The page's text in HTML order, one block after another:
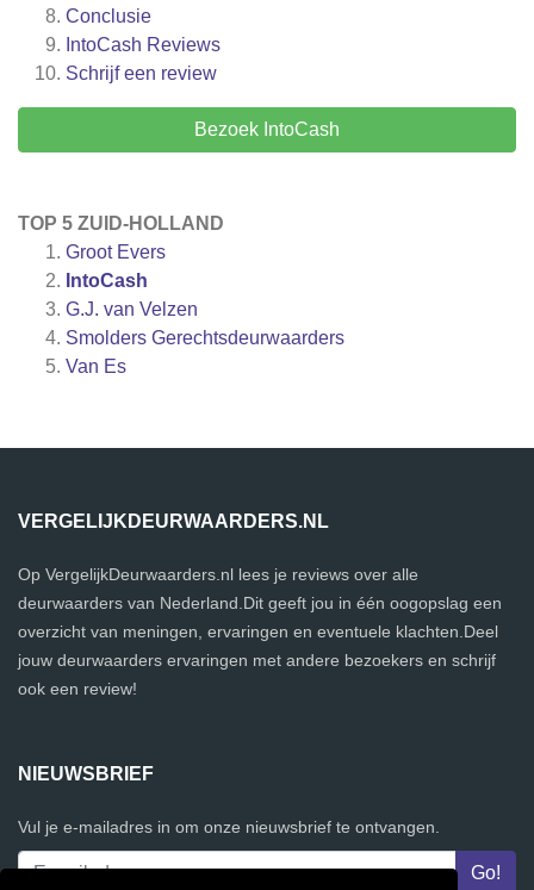
Conclusie
IntoCash Reviews
Schrijf een review
Bezoek IntoCash
TOP 5 ZUID-HOLLAND
Groot Evers
IntoCash
G.J. van Velzen
Smolders Gerechtsdeurwaarders
Van Es
VERGELIJKDEURWAARDERS.NL
Op VergelijkDeurwaarders.nl lees je reviews over alle
deurwaarders van Nederland.Dit geeft jou in één oogopslag een
overzicht van meningen, ervaringen en eventuele klachten.Deel
jouw deurwaarders ervaringen met andere bezoekers en schrijf
ook een review!
NIEUWSBRIEF
Vul je e-mailadres in om onze nieuwsbrief te ontvangen.